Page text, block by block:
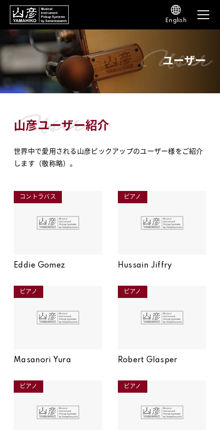
English
ユーザー
user
山彦ユーザー紹介
user
世界中で愛用される山彦ピックアップのユーザー様をご紹介
します（敬称略）。
コントラバス
Eddie Gomez
ピアノ
Hussain Jiffry
ピアノ
Masanori Yura
ピアノ
Robert Glasper
ピアノ ピアノ